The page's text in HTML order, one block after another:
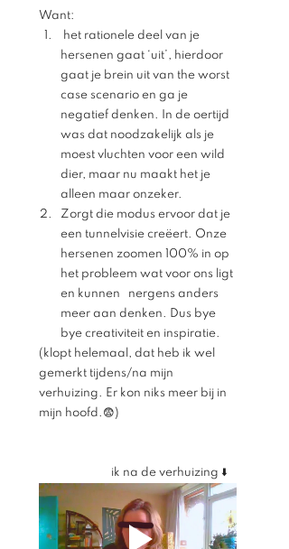
Want:
hersenen gaat ‘uit’, hierdoor
gaat je brein uit van the worst
case scenario en ga je
negatief denken. In de oertijd
was dat noodzakelijk als je
moest vluchten voor een wild
dier, maar nu maakt het je
alleen maar onzeker.
Zorgt die modus ervoor dat je
een tunnelvisie creëert. Onze
hersenen zoomen 100% in op
het probleem wat voor ons ligt
en kunnen   nergens anders
meer aan denken. Dus bye
bye creativiteit en inspiratie.
(klopt helemaal, dat heb ik wel
gemerkt tijdens/na mijn
verhuizing. Er kon niks meer bij in
mijn hoofd.😨)
		ik na de verhuizing ⬇️